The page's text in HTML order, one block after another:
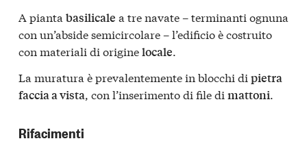
A pianta basilicale a tre navate – terminanti ognuna
con un’abside semicircolare – l’edificio è costruito
con materiali di originelocale.
La muratura è prevalentemente in blocchi di pietra
faccia a vista, con l’inserimento di file di mattoni.
Rifacimenti